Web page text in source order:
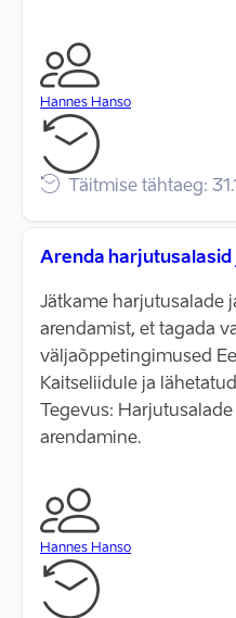
Hannes Hanso
Täitmise tähtaeg:
Arenda harjutusalasid
Jätkame harjutusalade
arendamist, et tagada
väljaõppetingimused
Kaitseliidule ja
Tegevus:
arendamine.
Hannes Hanso